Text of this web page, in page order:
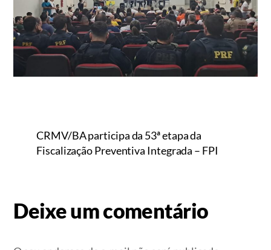
CRMV/BA participa da 53ª etapa da
Fiscalização Preventiva Integrada – FPI
Deixe um comentário